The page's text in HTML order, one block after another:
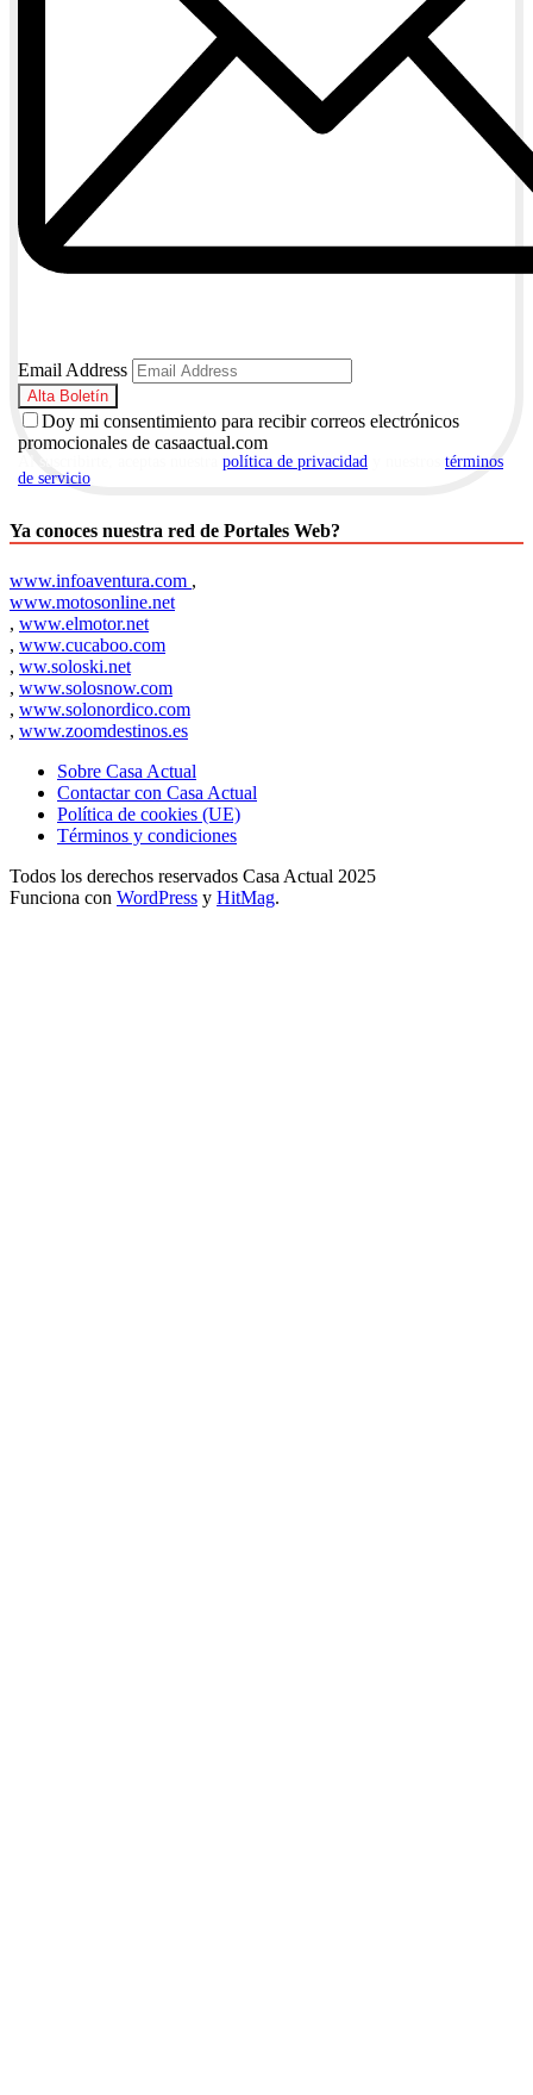
Email Address
Doy mi consentimiento para recibir correos electrónicos
promocionales de casaactual.com
política de privacidad
términos
de servicio
Ya conoces nuestra red de Portales Web?
www.infoaventura.com ,
www.motosonline.net
, www.elmotor.net
, www.cucaboo.com
, ww.soloski.net
, www.solosnow.com
, www.solonordico.com
, www.zoomdestinos.es
Sobre Casa Actual
Contactar con Casa Actual
Política de cookies (UE)
Términos y condiciones
Todos los derechos reservados Casa Actual 2025
Funciona con WordPress y HitMag.